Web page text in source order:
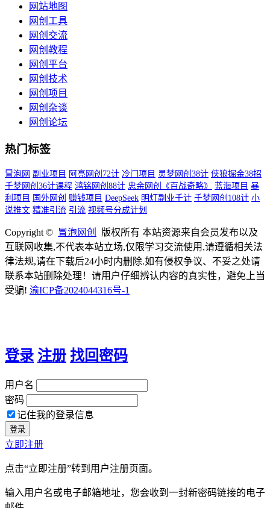
网站地图
网创工具
网创交流
网创教程
网创平台
网创技术
网创项目
网创杂谈
网创论坛
热门标签
冒泡网 副业项目 阿亮网创72计 冷门项目 灵梦网创38计 侠狼掘金38招
千梦网创36计课程 鸿铭网创88计 忠余网创《百战奇略》 蓝海项目 暴
利项目
国外网创 赚钱项目 DeepSeek 明灯副业千计 千梦网创108计 小
说推文 精准引流 引流 视频号分成计划
Copyright © 冒泡网创
版权所有 本站资源来自会员发布以及
互联网收集,不代表本站立场,仅限学习交流使用,请遵循相关法
律法规,请在下载后24小时内删除.如有侵权争议、不妥之处请
联系本站删除处理！请用户仔细辨认内容的真实性，避免上当
受骗! 渝ICP备2024044316号-1
登录 注册 找回密码
用户名
密码
记住我的登录信息
立即注册
点击“立即注册”转到用户注册页面。
输入用户名或电子邮箱地址，您会收到一封新密码链接的电子